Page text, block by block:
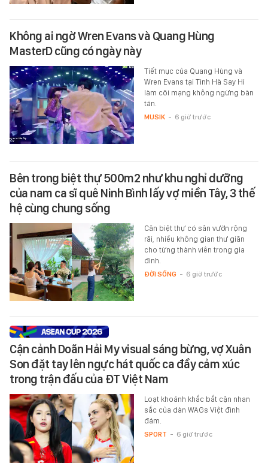
Không ai ngờ Wren Evans và Quang Hùng
MasterD cũng có ngày này
Tiết mục của Quang Hùng và
Wren Evans tại Tinh Hà Say Hi
làm cõi mạng không ngừng bàn
tán.
MUSIK - 6 giờ trước
Bên trong biệt thự 500m2 như khu nghỉ dưỡng
của nam ca sĩ quê Ninh Bình lấy vợ miền Tây, 3 thế
hệ cùng chung sống
Căn biệt thự có sân vườn rộng
rãi, nhiều không gian thư giãn
cho từng thành viên trong gia
đình.
ĐỜI SỐNG - 6 giờ trước
Cận cảnh Doãn Hải My visual sáng bừng, vợ Xuân
Son đặt tay lên ngực hát quốc ca đầy cảm xúc
trong trận đấu của ĐT Việt Nam
Loạt khoảnh khắc bắt cận nhan
sắc của dàn WAGs Việt đình
đám.
SPORT - 6 giờ trước